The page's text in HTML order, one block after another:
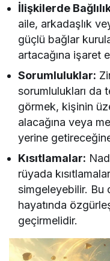
İlişkilerde
aile, arkadaşlık
güçlü bağlar
artacağına işaret
Sorumluluklar:
sorumlulukları da
görmek, kişinin
alacağına veya
yerine
Kısıtlamalar:
rüyada
simgeleyebilir. Bu
hayatında
geçirmelidir.